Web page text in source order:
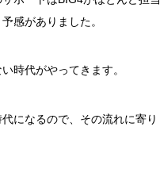
感がありました。
時代がやってきます。
になるので、その流れに寄り